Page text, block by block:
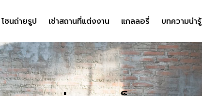
โซนถ่ายรูป เช่าสถานที่แต่งงาน แกลลอรี่ บทความน่ารู้
โซนถ่ายรูป เช่าสถานที่แต่งงาน แกลลอรี่ บทความน่ารู้